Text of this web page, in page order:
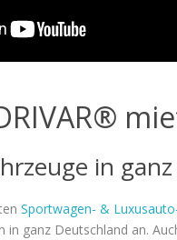
in
Sportwagen- &
in ganz Deutschland an.